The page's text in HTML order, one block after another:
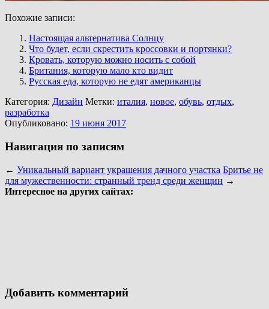
Похожие записи:
Настоящая альтернатива Солнцу
Что будет, если скрестить кроссовки и портянки?
Кровать, которую можно носить с собой
Британия, которую мало кто видит
Русская еда, которую не едят американцы
Категория: Дизайн Метки: италия, новое, обувь, отдых,
разработка
Опубликовано: 19 июня 2017
Навигация по записям
← Уникальный вариант украшения дачного участка Бритье не
для мужественности: странный тренд среди женщин →
Интересное на других сайтах:
Добавить комментарий